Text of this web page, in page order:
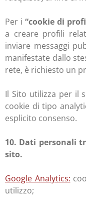
Per i “cookie di
a creare profili
inviare messaggi
manifestate dallo
rete, è richiesto un
Il Sito utilizza per il
cookie di tipo
esplicito consenso.
10. Dati personali
sito.
Google Analytics:
utilizzo;